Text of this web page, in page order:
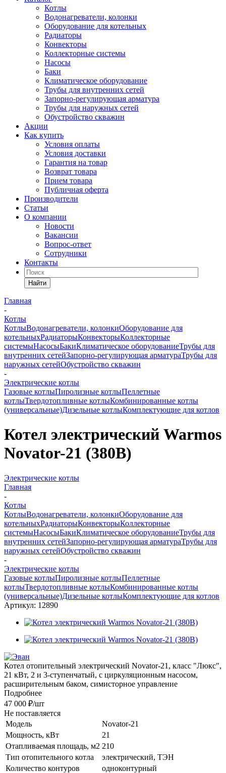
Котлы
Водонагреватели, колонки
Оборудование для котельных
Радиаторы
Конвекторы
Коллекторные системы
Насосы
Баки
Климатическое оборудование
Трубы для внутренних сетей
Запорно-регулирующая арматура
Трубы для наружных сетей
Обустройство скважин
Акции
Как купить
Условия оплаты
Условия доставки
Гарантия на товар
Возврат товара
Прием товара
Публичная оферта
Производители
Статьи
О компании
Новости
Вакансии
Вопрос-ответ
Сотрудники
Контакты
Найти
Главная
-
Котлы
КотлыВодонагреватели, колонкиОборудование для
котельныхРадиаторыКонвекторыКоллекторные
системыНасосыБакиКлиматическое оборудованиеТрубы для
внутренних сетейЗапорно-регулирующая арматураТрубы для
наружных сетейОбустройство скважин
-
Электрические котлы
Газовые котлыПиролизные котлыПеллетные
котлыТвердотопливные котлыКомбинированные котлы
(универсальные)Дизельные котлыКомплектующие для котлов
Котел электрический Warmos
Novator-21 (380В)
Электрические котлы
Главная
-
Котлы
КотлыВодонагреватели, колонкиОборудование для
котельныхРадиаторыКонвекторыКоллекторные
системыНасосыБакиКлиматическое оборудованиеТрубы для
внутренних сетейЗапорно-регулирующая арматураТрубы для
наружных сетейОбустройство скважин
-
Электрические котлы
Газовые котлыПиролизные котлыПеллетные
котлыТвердотопливные котлыКомбинированные котлы
(универсальные)Дизельные котлыКомплектующие для котлов
Артикул: 12890
Котел отопительный электрический Novator-21, класс "Люкс",
21 кВт, 2 и 3-ступенчатый, с циркуляционным насосом,
расширительным баком, симисторное управление
Подробнее
47 000 ₽/шт
Не поставляется
Модель
Novator-21
Мощность, кВт
21
Отапливаемая площадь, м2 210
Тип отопительного котла
электрический, ТЭН
Количество контуров
одноконтурный